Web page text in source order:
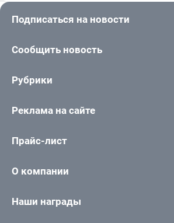
Подписаться на новости
Сообщить новость
Рубрики
Реклама на сайте
Прайс-лист
О компании
Наши награды